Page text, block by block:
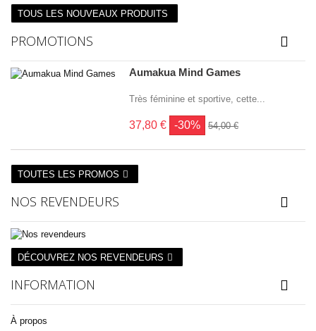
TOUS LES NOUVEAUX PRODUITS
PROMOTIONS
Aumakua Mind Games
Très féminine et sportive, cette...
37,80 € -30% 54,00 €
TOUTES LES PROMOS
NOS REVENDEURS
DÉCOUVREZ NOS REVENDEURS
INFORMATION
À propos